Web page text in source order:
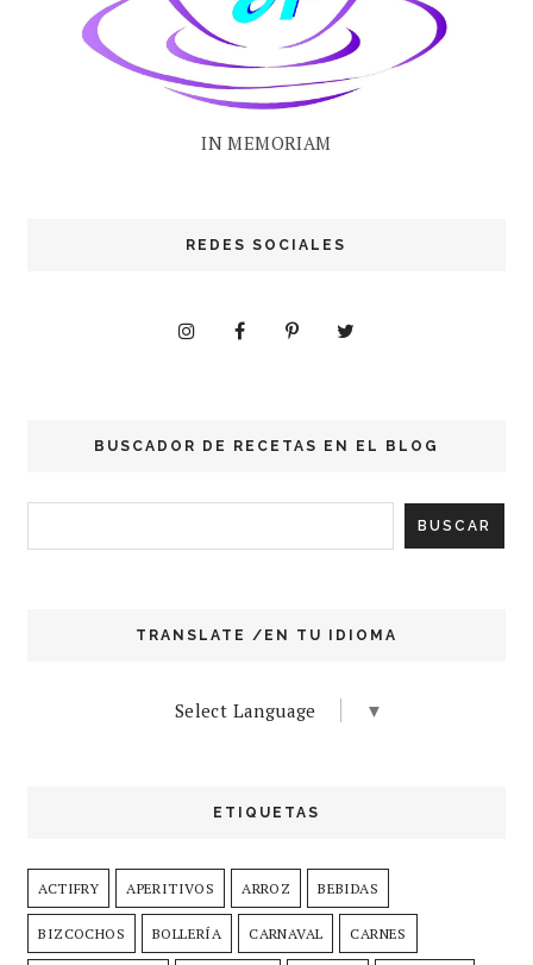
IN MEMORIAM
REDES SOCIALES
BUSCADOR DE RECETAS EN EL BLOG
TRANSLATE /EN TU IDIOMA
Select Language ▼
ETIQUETAS
ACTIFRY APERITIVOS ARROZ BEBIDAS
BIZCOCHOS BOLLERÍA CARNAVAL CARNES